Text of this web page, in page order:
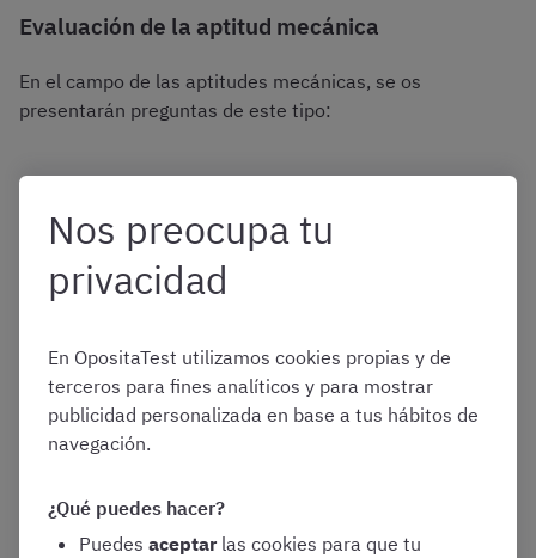
Evaluación de la aptitud mecánica
En el campo de las aptitudes mecánicas, se os
presentarán preguntas de este tipo:
Nos preocupa tu
privacidad
En OpositaTest utilizamos cookies propias y de
terceros para fines analíticos y para mostrar
publicidad personalizada en base a tus hábitos de
navegación.
¿Qué puedes hacer?
Puedes aceptar las cookies para que tu